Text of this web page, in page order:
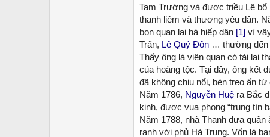
Tam Trường và được triều Lê bổ
thanh liêm và thương yêu dân.
bọn quan lại hà hiếp dân [1] vì
Trấn, Lê Quý Đôn … thường đến
Thấy ông là viên quan có tài lại
của hoàng tộc. Tại đây, ông kết
đã không chịu nổi, bèn treo ấn
Năm 1786, Nguyễn Huệ ra Bắc
kinh, được vua phong “trung tín
Năm 1788, nhà Thanh đưa quân
ranh với phủ Hà Trung. Vốn là